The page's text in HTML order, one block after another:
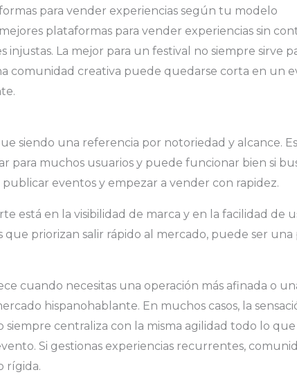
para vender experiencias según tu modelo
plataformas para vender experiencias sin
injustas. La mejor para un festival no siempre sirve
comunidad creativa puede quedarse corta en un
siendo una referencia por notoriedad y alcance.
para muchos usuarios y puede funcionar bien si
publicar eventos y empezar a vender con rapidez.
está en la visibilidad de marca y en la facilidad de
que priorizan salir rápido al mercado, puede ser
cuando necesitas una operación más afinada o
hispanohablante. En muchos casos, la
siempre centraliza con la misma agilidad todo lo
Si gestionas experiencias recurrentes,
rígida.